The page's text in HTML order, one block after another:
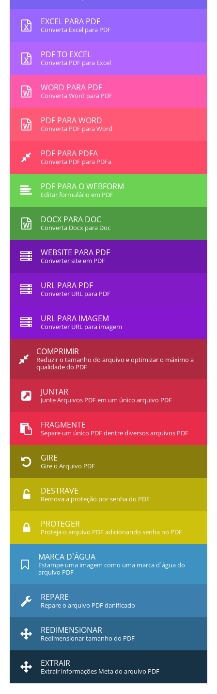
EXCEL PARA PDF
Converta Excel para PDF
PDF TO EXCEL
Converta PDF para Excel
WORD PARA PDF
Converta Word para PDF
PDF PARA WORD
Converta PDF para Word
PDF PARA PDFA
Converta PDF para PDFa
PDF PARA O WEBFORM
Editar formulário em PDF
DOCX PARA DOC
Converta Docx para Doc
WEBSITE PARA PDF
Converter site em PDF
URL PARA PDF
Converter URL para PDF
URL PARA IMAGEM
Converter URL para imagem
COMPRIMIR
Reduzir o tamanho do arquivo e optimizar o máximo a
qualidade do PDF
JUNTAR
Junte Arquivos PDF em um único arquivo PDF
FRAGMENTE
Separe um único PDF dentre diversos arquivos PDF
GIRE
Gire o Arquivo PDF
DESTRAVE
Remova a proteção por senha do PDF
PROTEGER
Proteja o arquivo PDF adicionando senha no PDF
MARCA D`ÁGUA
Estampe uma imagem como uma marca d`água do
arquivo PDF
REPARE
Repare o arquivo PDF danificado
REDIMENSIONAR
Redimensionar tamanho do PDF
EXTRAIR
Extrair informações Meta do arquivo PDF